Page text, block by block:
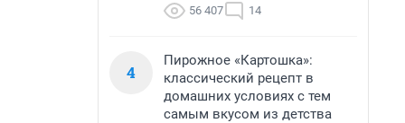
56 407 14
4
Пирожное «Картошка»:
классический рецепт в
домашних условиях с тем
самым вкусом из детства